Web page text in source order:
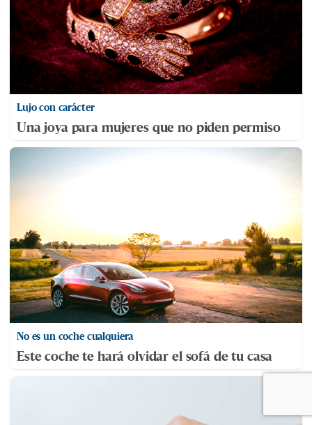
Lujo con carácter
Una joya para mujeres que no piden permiso
No es un coche cualquiera
Este coche te hará olvidar el sofá de tu casa